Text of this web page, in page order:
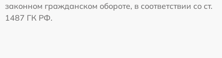
законном гражданском обороте, в соответствии со ст.
1487 ГК РФ.